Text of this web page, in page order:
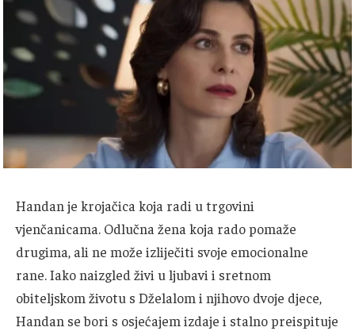
Handan je krojačica koja radi u trgovini
vjenčanicama. Odlučna žena koja rado pomaže
drugima, ali ne može izliječiti svoje emocionalne
rane.Iako naizgled živi u ljubavi i sretnom
obiteljskom životu s Dželalom i njihovo dvoje djece,
Handan se bori s osjećajem izdaje i stalno preispituje